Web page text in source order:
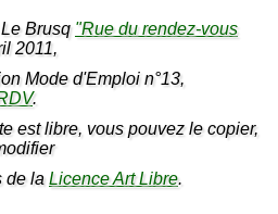
Brusq "Rue du rendez-vous
2011,
Mode d'Emploi n°13,
.
est libre, vous pouvez le copier,
de laLicence Art Libre.